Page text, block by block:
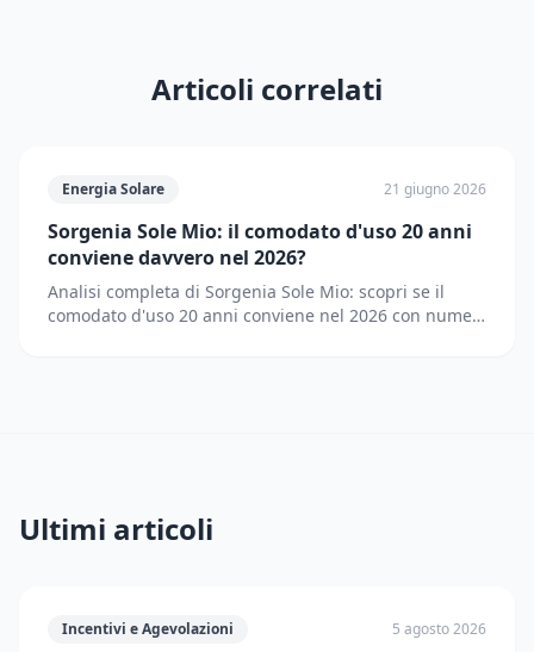
Articoli correlati
Energia Solare 21 giugno 2026
Sorgenia Sole Mio: il comodato d'uso 20 anni
conviene davvero nel 2026?
Analisi completa di Sorgenia Sole Mio: scopri se il
comodato d'uso 20 anni conviene nel 2026 con numeri
Ultimi articoli
Incentivi e Agevolazioni 5 agosto 2026